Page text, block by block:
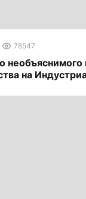
78547
необъяснимого
на